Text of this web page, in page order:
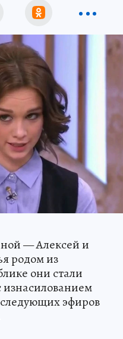
— Алексей и
родом из
они стали
изнасилованием
эфиров